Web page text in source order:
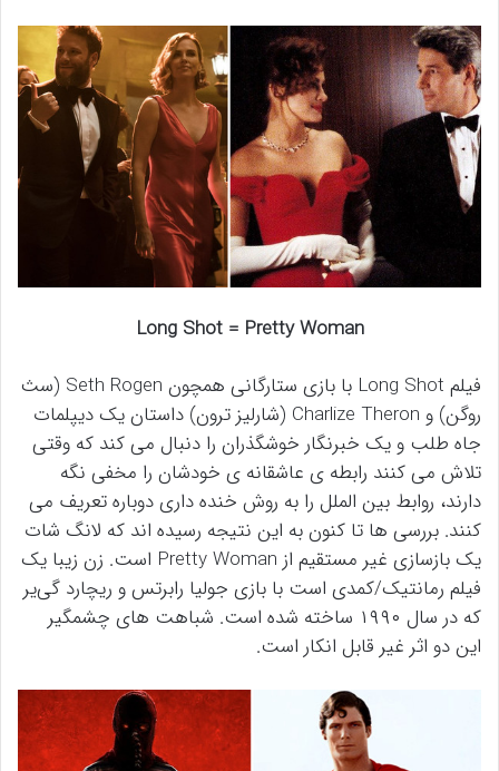
Long Shot = Pretty Woman
فیلم Long Shot با بازی ستارگانی همچون Seth Rogen (سث
روگن) و Charlize Theron (شارلیز ترون) داستان یک دیپلمات
جاه طلب و یک خبرنگار خوشگذران را دنبال می کند که وقتی
تلاش می کنند رابطه ی عاشقانه ی خودشان را مخفی نگه
دارند، روابط بین الملل را به روش خنده داری دوباره تعریف می
کنند. بررسی ها تا کنون به این نتیجه رسیده اند که لانگ شات
یک بازسازی غیر مستقیم از Pretty Woman است. زن زیبا یک
فیلم رمانتیک/کمدی است با بازی جولیا رابرتس و ریچارد گی‌یر
که در سال ۱۹۹۰ ساخته شده است. شباهت های چشمگیر
این دو اثر غیر قابل انکار است.